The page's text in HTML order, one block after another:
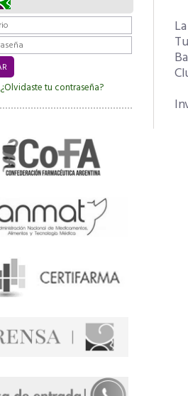
¿Olvidaste tu contraseña?